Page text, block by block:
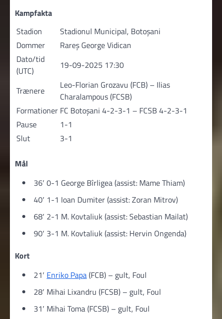
Kampfakta
Stadion
Stadionul Municipal, Botoşani
Dommer
Rareș George Vidican
Dato/tid
(UTC)
19-09-2025 17:30
Trænere
Leo-Florian Grozavu (FCB) – Ilias
Charalampous (FCSB)
Formationer FC Botoșani 4-2-3-1 – FCSB 4-2-3-1
Pause
1-1
Slut
3-1
Mål
36′ 0-1 George Bîrligea (assist: Mame Thiam)
40′ 1-1 Ioan Dumiter (assist: Zoran Mitrov)
68′ 2-1 M. Kovtaliuk (assist: Sebastian Mailat)
90′ 3-1 M. Kovtaliuk (assist: Hervin Ongenda)
Kort
21′ Enriko Papa(FCB) – gult, Foul
28′ Mihai Lixandru (FCSB) – gult, Foul
31′ Mihai Toma (FCSB) – gult, Foul